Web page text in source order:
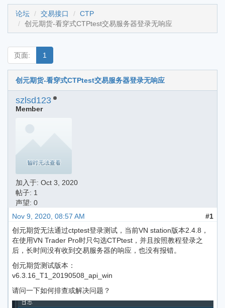
论坛 交易接口
CTP
创元期货-看穿式CTPtest交易服务器登录无响应
页面: 1
创元期货-看穿式CTPtest交易服务器登录无响应
szlsd123
Member
加入于: Oct 3, 2020
帖子: 1
声望: 0
Nov 9, 2020, 08:57 AM
#1
创元期货无法通过ctptest登录测试，当前VN station版本2.4.8，
在使用VN Trader Pro时只勾选CTPtest，并且按照教程登录之
后，长时间没有收到交易服务器的响应，也没有报错。
创元期货测试版本：
v6.3.16_T1_20190508_api_win
请问一下如何排查或解决问题？